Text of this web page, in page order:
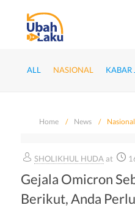
ALL NASIONAL KABAR
Home News Nasional
SHOLIKHUL HUDA at
Gejala Omicron
Berikut, Anda